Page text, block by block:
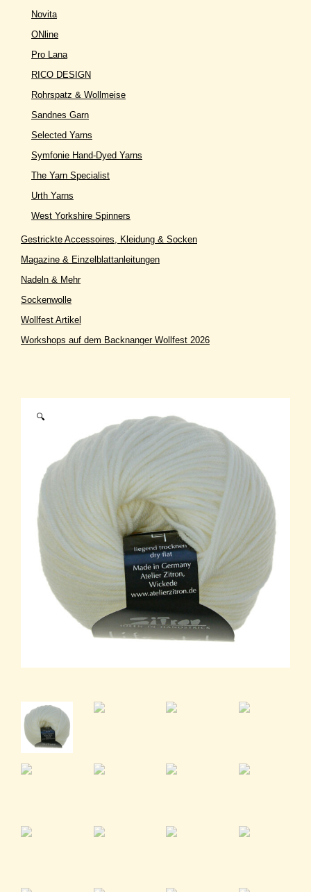
🔍
Novita
ONline
Pro Lana
RICO DESIGN
Rohrspatz & Wollmeise
Sandnes Garn
Selected Yarns
Symfonie Hand-Dyed Yarns
The Yarn Specialist
Urth Yarns
West Yorkshire Spinners
Gestrickte Accessoires, Kleidung & Socken
Magazine & Einzelblattanleitungen
Nadeln & Mehr
Sockenwolle
Wollfest Artikel
Workshops auf dem Backnanger Wollfest 2026